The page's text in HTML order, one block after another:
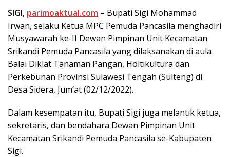
SIGI, parimoaktual.com – Bupati Sigi Mohammad
Irwan, selaku Ketua MPC Pemuda Pancasila menghadiri
Musyawarah ke-II Dewan Pimpinan Unit Kecamatan
Srikandi Pemuda Pancasila yang dilaksanakan di aula
Balai Diklat Tanaman Pangan, Holtikultura dan
Perkebunan Provinsi Sulawesi Tengah (Sulteng) di
Desa Sidera, Jum’at (02/12/2022).
Dalam kesempatan itu, Bupati Sigi juga melantik ketua,
sekretaris, dan bendahara Dewan Pimpinan Unit
Kecamatan Srikandi Pemuda Pancasila se-Kabupaten
Sigi.